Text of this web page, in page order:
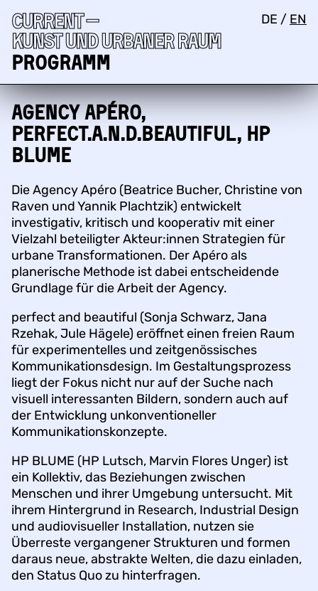
Current —
Kunst und urbaner Raum
Programm
DE / EN
Agency Apéro,
perfect.a.n.d.beautiful, HP
BLUME
Die Agency Apéro (Beatrice Bucher, Christine von
Raven und Yannik Plachtzik) entwickelt
investigativ, kritisch und kooperativ mit einer
Vielzahl beteiligter Akteur:innen Strategien für
urbane Transformationen. Der Apéro als
planerische Methode ist dabei entscheidende
Grundlage für die Arbeit der Agency.
perfect and beautiful (Sonja Schwarz, Jana
Rzehak, Jule Hägele) eröffnet einen freien Raum
für experimentelles und zeitgenössisches
Kommunikationsdesign. Im Gestaltungsprozess
liegt der Fokus nicht nur auf der Suche nach
visuell interessanten Bildern, sondern auch auf
der Entwicklung unkonventioneller
Kommunikationskonzepte.
HP BLUME (HP Lutsch, Marvin Flores Unger) ist
ein Kollektiv, das Beziehungen zwischen
Menschen und ihrer Umgebung untersucht. Mit
ihrem Hintergrund in Research, Industrial Design
und audiovisueller Installation, nutzen sie
Überreste vergangener Strukturen und formen
daraus neue, abstrakte Welten, die dazu einladen,
den Status Quo zu hinterfragen.